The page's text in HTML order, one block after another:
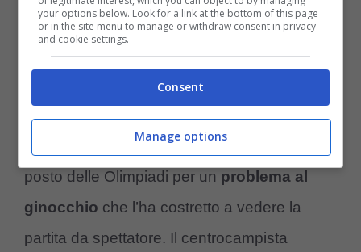
Parigi arrivanocattive notizie per il
Bologna.
Oussama El Azzouziieri ha dovuto
rinunciare alla finale per il terzo e quarto
posto delle Olimpiadi per un problema al
ginocchio che l’ha costretto a vedere la
partita da spettatore. Il centrocampista
your options below. Look for a link at the bottom of this page
or in the site menu to manage or withdraw consent in privacy
and cookie settings.
Consent
Manage options